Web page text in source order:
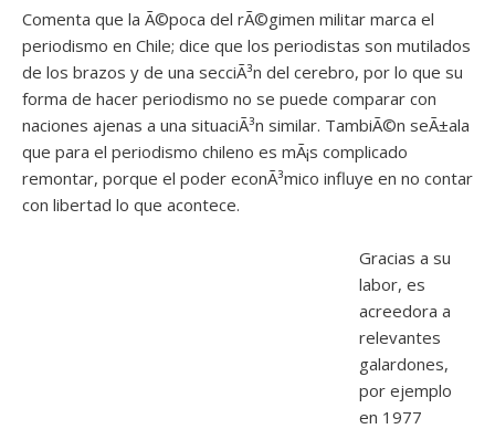
Comenta que la Ã©poca del rÃ©gimen militar marca el
periodismo en Chile; dice que los periodistas son mutilados
de los brazos y de una secciÃ³n del cerebro, por lo que su
forma de hacer periodismo no se puede comparar con
naciones ajenas a una situaciÃ³n similar. TambiÃ©n seÃ±ala
que para el periodismo chileno es mÃ¡s complicado
remontar, porque el poder econÃ³mico influye en no contar
con libertad lo que acontece.
Gracias a su
labor, es
acreedora a
relevantes
galardones,
por ejemplo
en 1977